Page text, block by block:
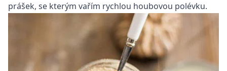
prášek, se kterým vařím rychlou houbovou polévku.